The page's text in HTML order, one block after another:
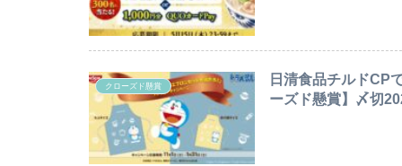
クローズド懸賞
日清食品チルドCP
ーズド懸賞】〆切